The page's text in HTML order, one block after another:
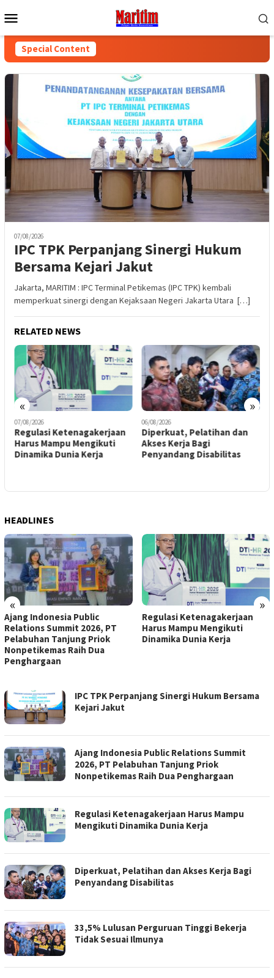
to
Menu
Special Content
07/08/2026
IPC TPK Perpanjang Sinergi Hukum
Bersama Kejari Jakut
Jakarta, MARITIM : IPC Terminal Petikemas (IPC TPK) kembali
memperkuat sinergi dengan Kejaksaan Negeri Jakarta Utara […]
RELATED NEWS
« »
06/08/2026
Diperkuat, Pelatihan dan
Akses Kerja Bagi
Penyandang Disabilitas
06/08/2026
33,5% Lulusan Perguruan
Tinggi Bekerja Tidak Sesuai
Ilmunya
HEADLINES
« »
Regulasi Ketenagakerjaan
Harus Mampu Mengikuti
Dinamika Dunia Kerja
Diperkuat, Pelatihan dan
Akses Kerja Bagi Penyandang
Disabilitas
TABLOID
MARITIM
IPC TPK Perpanjang Sinergi Hukum Bersama
Kejari Jakut
Ajang Indonesia Public Relations Summit
2026, PT Pelabuhan Tanjung Priok
Nonpetikemas Raih Dua Penghargaan
Regulasi Ketenagakerjaan Harus Mampu
Mengikuti Dinamika Dunia Kerja
Diperkuat, Pelatihan dan Akses Kerja Bagi
Penyandang Disabilitas
33,5% Lulusan Perguruan Tinggi Bekerja
Tidak Sesuai Ilmunya